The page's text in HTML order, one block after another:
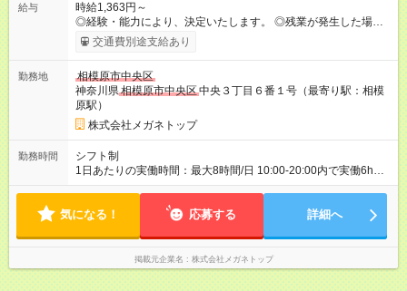
給与
時給1,363円～
◎経験・能力により、決定いたします。 ◎残業が発生した場合
は、1分単位で時間外手当を支給します。 【試用期間】試用期間
あり 試用期間の長さ：3ヶ月 雇用形態、給与は本採用時と同じ
交通費別途支給あり
勤務地
相模原市中央区
神奈川県相模原市中央区中央３丁目６番１号（最寄り駅：相模
原駅）
株式会社メガネトップ
勤務時間
シフト制
1日あたりの実働時間：最大8時間/日 10:00-20:00内で実働6h
※1日6h以上、 土日含む週3日以上勤務できる方 （シフト例） パ
ワーク不可
気になる！ 応募する 詳細へ
掲載元企業名 株式会社メガネトップ